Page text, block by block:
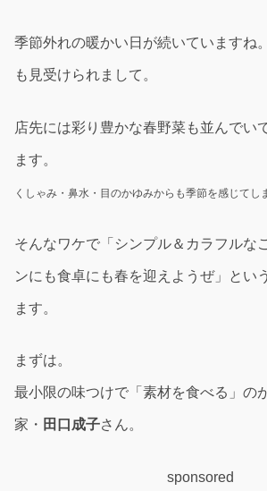
季節外れの暖かい日が続いていますね
も見受けられまして。
店先には彩り豊かな春野菜も並んでい
ます。
くしゃみ・鼻水・目のかゆみからも季節を感じてし
そんなワケで「シンプル＆カラフルな
ンにも食卓にも春を迎えようぜ」とい
ます。
まずは。
最小限の味つけで「素材を食べる」の
家・ 田口成子さん。
sponsored